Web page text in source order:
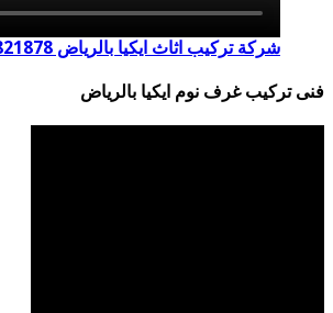
شركة تركيب اثاث ايكيا بالرياض 0506821878
فنى تركيب غرف نوم ايكيا بالرياض